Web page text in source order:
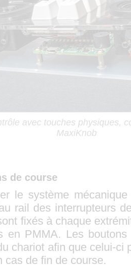
avec touches physiques,
MaxiKnob
de course
le système
rail des interrupteurs
fixés à chaque
en PMMA. Les
chariot afin que celui-ci
cas de fin de course.